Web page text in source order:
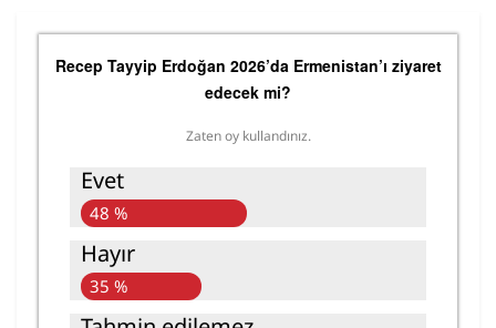
Recep Tayyip Erdoğan 2026’da Ermenistan’ı ziyaret
edecek mi?
Zaten oy kullandınız.
Evet
48 %
Hayır
35 %